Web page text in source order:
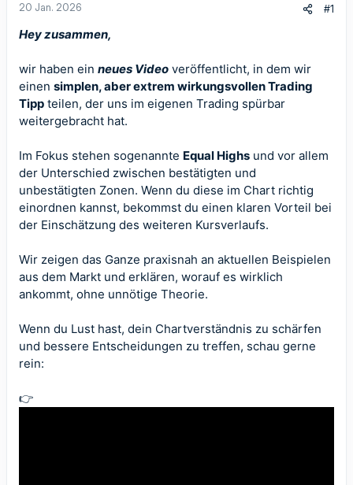
20 Jan. 2026 #1
Hey zusammen,
wir haben ein neues Video veröffentlicht, in dem wir
einen simplen, aber extrem wirkungsvollen Trading
Tipp teilen, der uns im eigenen Trading spürbar
weitergebracht hat.
Im Fokus stehen sogenannte Equal Highs und vor allem
der Unterschied zwischen bestätigten und
unbestätigten Zonen. Wenn du diese im Chart richtig
einordnen kannst, bekommst du einen klaren Vorteil bei
der Einschätzung des weiteren Kursverlaufs.
Wir zeigen das Ganze praxisnah an aktuellen Beispielen
aus dem Markt und erklären, worauf es wirklich
ankommt, ohne unnötige Theorie.
Wenn du Lust hast, dein Chartverständnis zu schärfen
und bessere Entscheidungen zu treffen, schau gerne
rein:
👉